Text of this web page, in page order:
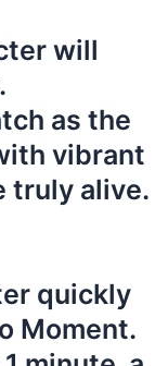
will
as the
vibrant
truly alive.
quickly
Moment.